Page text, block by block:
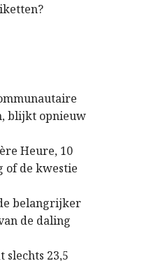
blijkt opnieuw
Heure, 10
of de kwestie
belangrijker
de daling
23,5